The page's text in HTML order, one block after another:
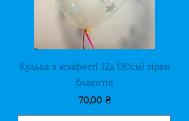
Кулька з конфетті 12д (30см) зірки
блакитні
Ціна
70,00 ₴